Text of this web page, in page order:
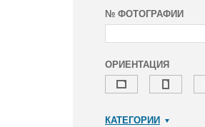
№ ФОТОГРАФИИ
ОРИЕНТАЦИЯ
КАТЕГОРИИ